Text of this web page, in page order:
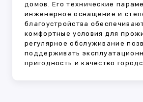
домов. Его технические
инженерное оснащение и
благоустройства
комфортные условия для
регулярное обслуживание
поддерживать
пригодность и качество